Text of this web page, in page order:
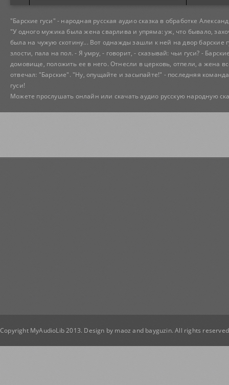
"Барские гуси" - народная русская аудио сказка в обработке
"У одного мужика была жена сварлива и упряма: уж, что бывало,
была на чужую скотину... Вот однажды зашли к ней на двор барские
злости, пала на пол. - Я умру, - говорит, - сказывай: чьи гуси? -
домовище, положить ее в него. Отнесли в церковь, отпели, а жена
отвечал: "Барские". "Ну, опущайте и засыпайте!" - последняя
гуси!
Можете прослушать онлайн или скачать аудио русскую народную
Copyright MyAudioLib 2013. Design by maoz and bayguzin. All rights